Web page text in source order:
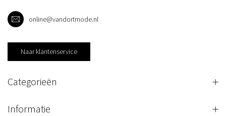
online@vandortmode.nl
Naar klantenservice
Categorieën
Informatie